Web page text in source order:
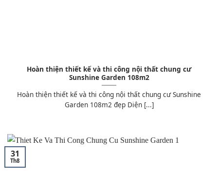
Hoàn thiện thiết kế và thi công nội thất chung cư
Sunshine Garden 108m2
Hoàn thiện thiết kế và thi công nội thất chung cư Sunshine
Garden 108m2 đẹp Diện [...]
31
Th8